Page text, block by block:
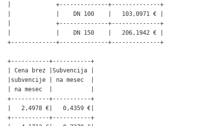
|             +--------------+--------------+
|             |    DN 100    |   103,0971 € |
|             +--------------+--------------+
|             |    DN 150    |   206,1942 € |
+-------------+--------------+--------------+
+-----------+-----------+
| Cena brez |Subvencija |
|subvencije | na mesec  |
| na mesec  |           |
+-----------+-----------+
|   2,4978 €|   0,4359 €|
+-----------+-----------+